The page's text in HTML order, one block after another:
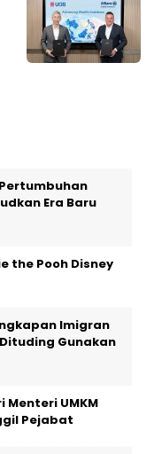
Era Baru
the Pooh Disney
Imigran
Gunakan
UMKM
Pejabat